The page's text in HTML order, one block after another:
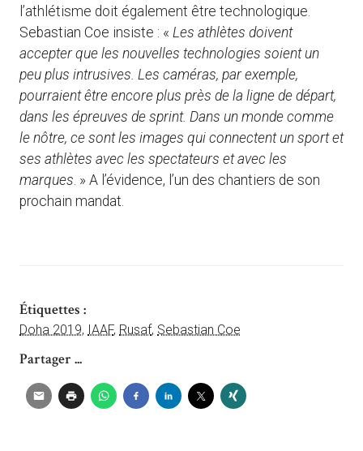
l’athlétisme doit également être technologique.
Sebastian Coe insiste : « Les athlètes doivent
accepter que les nouvelles technologies soient un
peu plus intrusives. Les caméras, par exemple,
pourraient être encore plus près de la ligne de départ,
dans les épreuves de sprint. Dans un monde comme
le nôtre, ce sont les images qui connectent un sport et
ses athlètes avec les spectateurs et avec les
marques . » A l’évidence, l’un des chantiers de son
prochain mandat.
Étiquettes :
Doha 2019, IAAF, Rusaf, Sebastian Coe
Partager ...